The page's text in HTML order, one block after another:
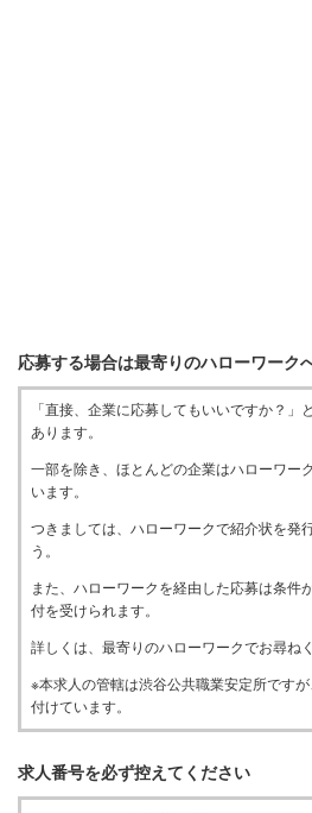
応募する場合は最寄りのハローワーク
「直接、企業に応募してもいいですか？」
あります。
一部を除き、ほとんどの企業はハローワー
います。
つきましては、ハローワークで紹介状を発
う。
また、ハローワークを経由した応募は条件
付を受けられます。
詳しくは、最寄りのハローワークでお尋ね
※本求人の管轄は渋谷公共職業安定所です
付けています。
求人番号を必ず控えてください